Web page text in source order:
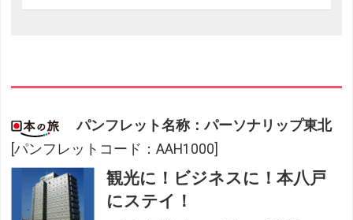
パンフレット名称：パーソナリップ東北
[パンフレットコード：AAH1000]
観光に！ビジネスに！本八戸
にステイ！